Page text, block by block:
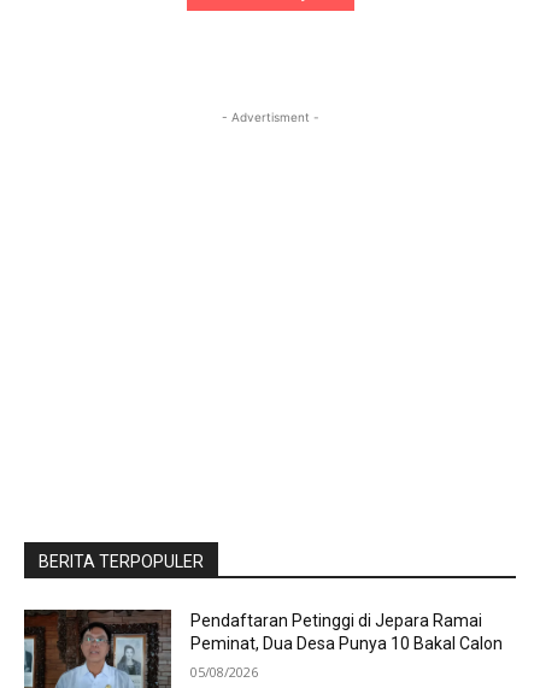
- Advertisment -
BERITA TERPOPULER
Pendaftaran Petinggi di Jepara Ramai
Peminat, Dua Desa Punya 10 Bakal Calon
05/08/2026